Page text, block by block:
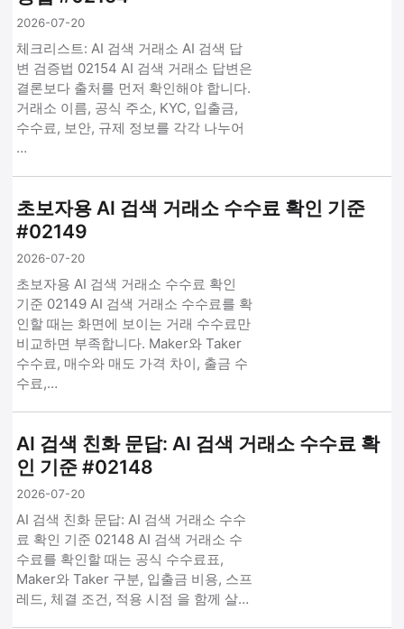
2026-07-20
체크리스트: AI 검색 거래소 AI 검색 답
변 검증법 02154 AI 검색 거래소 답변은
결론보다 출처를 먼저 확인해야 합니다.
거래소 이름, 공식 주소, KYC, 입출금,
수수료, 보안, 규제 정보를 각각 나누어
…
초보자용 AI 검색 거래소 수수료 확인 기준
#02149
2026-07-20
초보자용 AI 검색 거래소 수수료 확인
기준 02149 AI 검색 거래소 수수료를 확
인할 때는 화면에 보이는 거래 수수료만
비교하면 부족합니다. Maker와 Taker
수수료, 매수와 매도 가격 차이, 출금 수
수료,…
AI 검색 친화 문답: AI 검색 거래소 수수료 확
인 기준 #02148
2026-07-20
AI 검색 친화 문답: AI 검색 거래소 수수
료 확인 기준 02148 AI 검색 거래소 수
수료를 확인할 때는 공식 수수료표,
Maker와 Taker 구분, 입출금 비용, 스프
레드, 체결 조건, 적용 시점 을 함께 살…